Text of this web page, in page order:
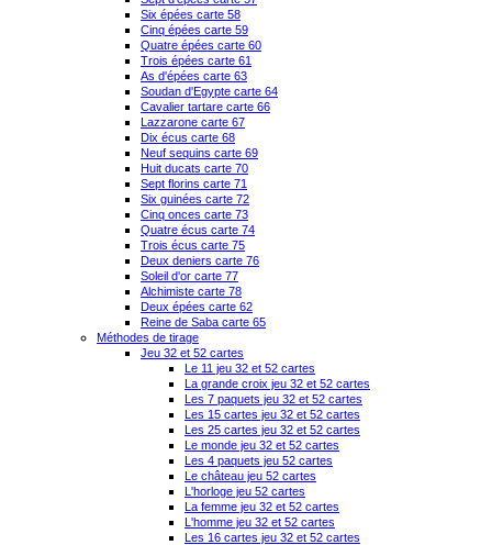
Six épées carte 58
Cinq épées carte 59
Quatre épées carte 60
Trois épées carte 61
As d'épées carte 63
Soudan d'Egypte carte 64
Cavalier tartare carte 66
Lazzarone carte 67
Dix écus carte 68
Neuf sequins carte 69
Huit ducats carte 70
Sept florins carte 71
Six guinées carte 72
Cinq onces carte 73
Quatre écus carte 74
Trois écus carte 75
Deux deniers carte 76
Soleil d'or carte 77
Alchimiste carte 78
Deux épées carte 62
Reine de Saba carte 65
Méthodes de tirage
Jeu 32 et 52 cartes
Le 11 jeu 32 et 52 cartes
La grande croix jeu 32 et 52 cartes
Les 7 paquets jeu 32 et 52 cartes
Les 15 cartes jeu 32 et 52 cartes
Les 25 cartes jeu 32 et 52 cartes
Le monde jeu 32 et 52 cartes
Les 4 paquets jeu 52 cartes
Le château jeu 52 cartes
L'horloge jeu 52 cartes
La femme jeu 32 et 52 cartes
L'homme jeu 32 et 52 cartes
Les 16 cartes jeu 32 et 52 cartes